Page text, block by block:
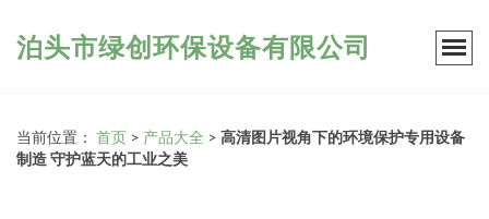
泊头市绿创环保设备有限公司
当前位置： 首页 > 产品大全 > 高清图片视角下的环境保护专用设备
制造 守护蓝天的工业之美